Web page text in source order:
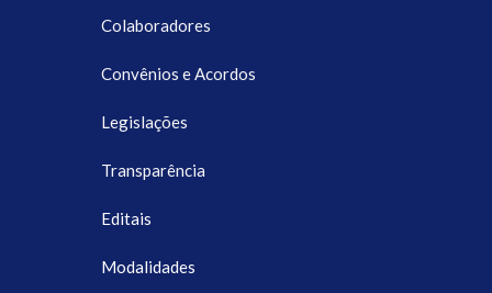
Colaboradores
Convênios e Acordos
Legislações
Transparência
Editais
Modalidades